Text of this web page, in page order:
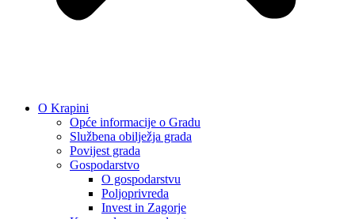
O Krapini
Opće informacije o Gradu
Službena obilježja grada
Povijest grada
Gospodarstvo
O gospodarstvu
Poljoprivreda
Invest in Zagorje